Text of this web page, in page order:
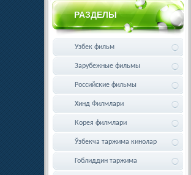
РАЗДЕЛЫ
Узбек фильм
Зарубежные фильмы
Российские фильмы
Хинд Филмлари
Корея филмлари
Ўзбекча таржима кинолар
Гоблиддин таржима